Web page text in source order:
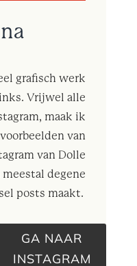
grafisch werk
Vrijwel alle
maak ik
van
van Dolle
degene
posts maakt.
GA NAAR
INSTAGRAM